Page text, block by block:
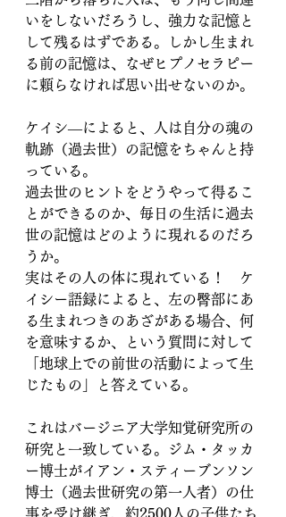
いをしないだろうし、強力な記憶と
して残るはずである。しかし生まれ
る前の記憶は、なぜヒプノセラピー
に頼らなければ思い出せないのか。
ケイシ―によると、人は自分の魂の
軌跡（過去世）の記憶をちゃんと持
っている。
過去世のヒントをどうやって得るこ
とができるのか、毎日の生活に過去
世の記憶はどのように現れるのだろ
うか。
実はその人の体に現れている！　ケ
イシー語録によると、左の臀部にあ
る生まれつきのあざがある場合、何
を意味するか、という質問に対して
「地球上での前世の活動によって生
じたもの」と答えている。
これはバージニア大学知覚研究所の
研究と一致している。ジム・タッカ
ー博士がイアン・スティーブンソン
博士（過去世研究の第一人者）の仕
事を受け継ぎ、約2500人の子供たち